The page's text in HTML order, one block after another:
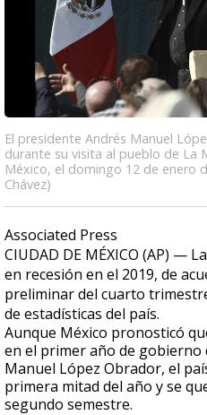
El presidente Andrés Manuel
durante su visita al pueblo de La
México, el domingo 12 de enero
Chávez)
Associated Press
CIUDAD DE MÉXICO (AP) —
en recesión en el 2019, de
preliminar del cuarto
de estadísticas del país.
Aunque México pronosticó
en el primer año de gobierno
Manuel López Obrador, el
primera mitad del año y se
segundo semestre.